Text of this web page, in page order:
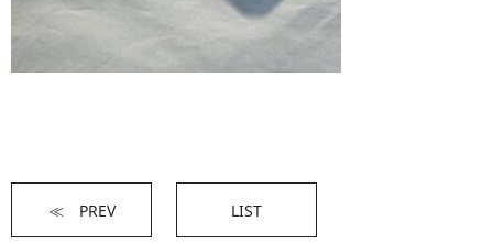
≪ PREV LIST